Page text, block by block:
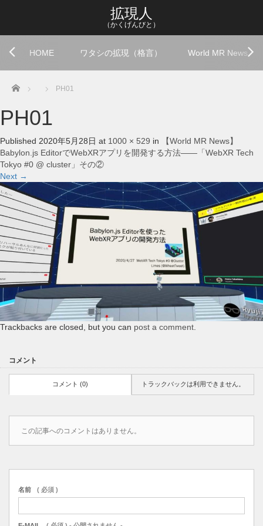
拡現人
（かくげんびと）
HOME ワタシの拡現（格言） World MR News
Home PH01
PH01
Published 2020年5月28日 at 1000 × 529 in
【World MR News】
Babylon.js EditorでWebXRアプリを開発する方法――「WebXR Tech
Tokyo #0 @ cluster」その②
Next →
Trackbacks are closed, but you can post a comment
コメント
コメント (0) トラックバックは利用できません。
この記事へのコメントはありません。
名前 ( 必須 )